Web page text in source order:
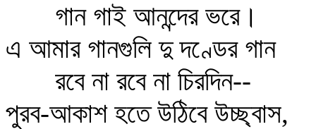
গান গাই আনন্দের ভরে।
এ আমার গানগুলি দু দণ্ডের গান
রবে না রবে না চিরদিন--
পুরব-আকাশ হতে উঠিবে উচ্ছ্বাস,